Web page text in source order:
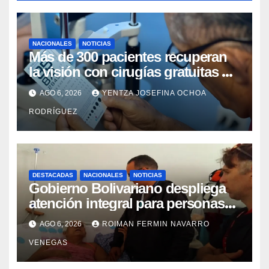
NACIONALES NOTICIAS
Más de 300 pacientes recuperan
la visión con cirugías gratuitas de
cataratas en Zulia
AGO 6, 2026 YENTZA JOSEFINA OCHOA
RODRÍGUEZ
DESTACADAS NACIONALES NOTICIAS
Gobierno Bolivariano despliega
atención integral para personas
con discapacidad en
campamentos de La Guaira
AGO 6, 2026 ROIMAN FERMIN NAVARRO
VENEGAS